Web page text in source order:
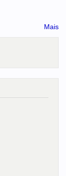
Mais